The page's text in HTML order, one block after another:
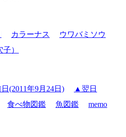
カラーナス
ウワバミソウ
）
(2011年9月24日)
▲翌日
食べ物図鑑 魚図鑑 memo